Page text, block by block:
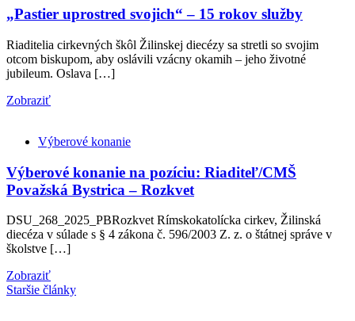
„Pastier uprostred svojich“ – 15 rokov služby
Riaditelia cirkevných škôl Žilinskej diecézy sa stretli so svojim
otcom biskupom, aby oslávili vzácny okamih – jeho životné
jubileum. Oslava […]
Zobraziť
Výberové konanie
Výberové konanie na pozíciu: Riaditeľ/CMŠ
Považská Bystrica – Rozkvet
DSU_268_2025_PBRozkvet Rímskokatolícka cirkev, Žilinská
diecéza v súlade s § 4 zákona č. 596/2003 Z. z. o štátnej správe v
školstve […]
Zobraziť
Staršie články